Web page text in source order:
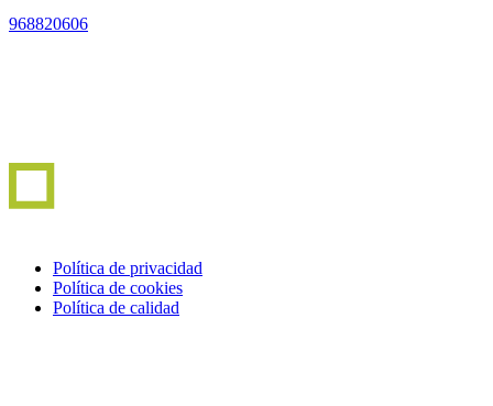
968820606
Política de privacidad
Política de cookies
Política de calidad